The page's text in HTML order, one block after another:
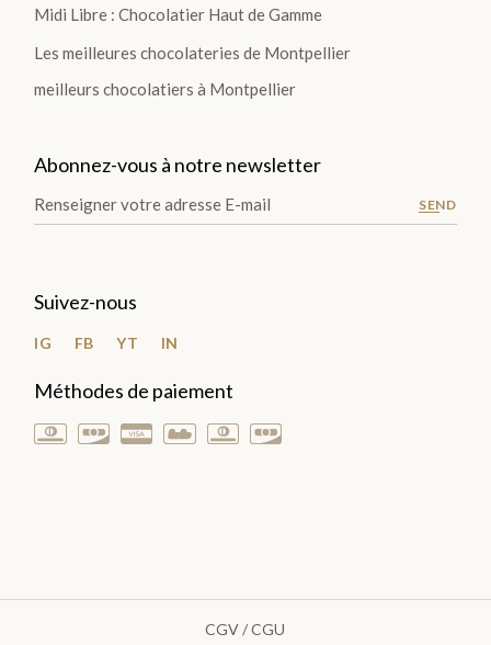
Midi Libre : Chocolatier Haut de Gamme
Les meilleures chocolateries de Montpellier
meilleurs chocolatiers à Montpellier
Abonnez-vous à notre newsletter
SEND
Suivez-nous
IG FB YT IN
Méthodes de paiement
CGV / CGU